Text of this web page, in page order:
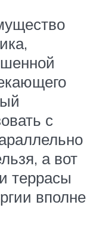
с
а вот
террасы
вполне